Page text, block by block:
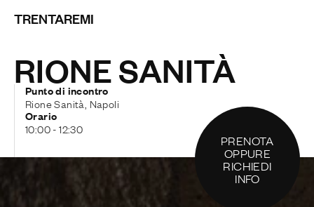
TRENTAREMI
RIONE SANITÀ
Punto di incontro
Rione Sanità, Napoli
Orario
10:00 - 12:30
PRENOTA
OPPURE
RICHIEDI
INFO